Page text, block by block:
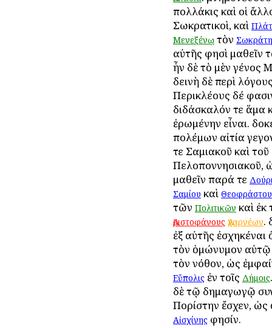
πολλάκις καὶ οἱ
Σωκρατικοὶ, καὶ
Μενεξένῳ τὸν
αὐτῆς φησὶ μαθεῖν
ἦν δὲ τὸ μὲν γένος
δεινὴ δὲ περὶ
Περικλέους δέ
διδάσκαλόν τε ἅμα
ἐρωμένην εἶναι.
πολέμων αἰτία
τε Σαμιακοῦ καὶ τοῦ
Πελοποννησιακοῦ,
μαθεῖν παρά τε
Σαμίου καὶ Θεοφράστου
τῶν Πολιτικῶν καὶ ἐκ
Ἀριστοφάνους Ἀχαρνέων.
ἐξ αὐτῆς ἐσχηκέναι
τὸν ὁμώνυμον
τὸν νόθον, ὡς
Εὔπολις ἐν τοῖς Δήμοις
δὲ τῷ δημαγωγῷ
Πορίστην ἔσχεν,
Αἰσχίνης φησίν.